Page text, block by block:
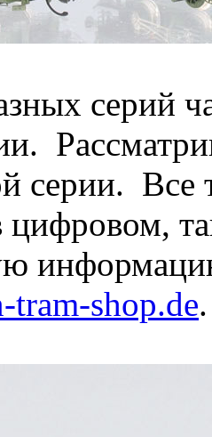
серий
серии.
цифровом,
shop.de.